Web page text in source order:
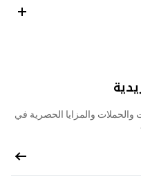
والحملات والمزايا الحصرية في